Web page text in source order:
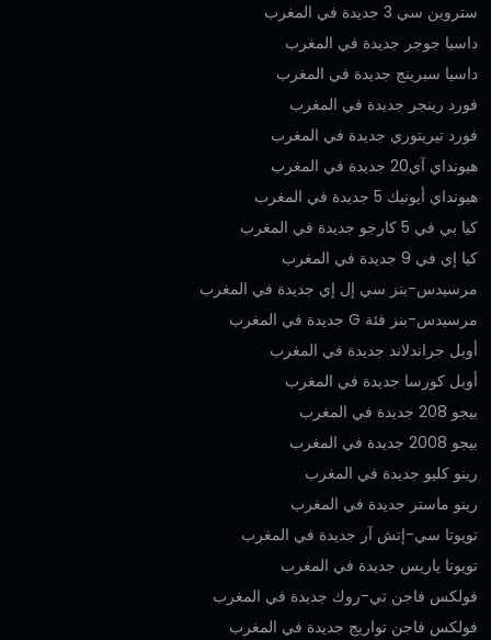
ستروين سي 3 جديدة في المغرب
داسيا جوجر جديدة في المغرب
داسيا سبرينج جديدة في المغرب
فورد رينجر جديدة في المغرب
فورد تيريتوري جديدة في المغرب
هيونداي آي20 جديدة في المغرب
هيونداي أيونيك 5 جديدة في المغرب
كيا بي في 5 كارجو جديدة في المغرب
كيا إي في 9 جديدة في المغرب
مرسيدس-بنز سي إل إي جديدة في المغرب
مرسيدس-بنز فئة G جديدة في المغرب
أوبل جراندلاند جديدة في المغرب
أوبل كورسا جديدة في المغرب
بيجو 208 جديدة في المغرب
بيجو 2008 جديدة في المغرب
رينو كليو جديدة في المغرب
رينو ماستر جديدة في المغرب
تويوتا سي-إتش آر جديدة في المغرب
تويوتا ياريس جديدة في المغرب
فولكس فاجن تي-روك جديدة في المغرب
فولكس فاجن تواريج جديدة في المغرب